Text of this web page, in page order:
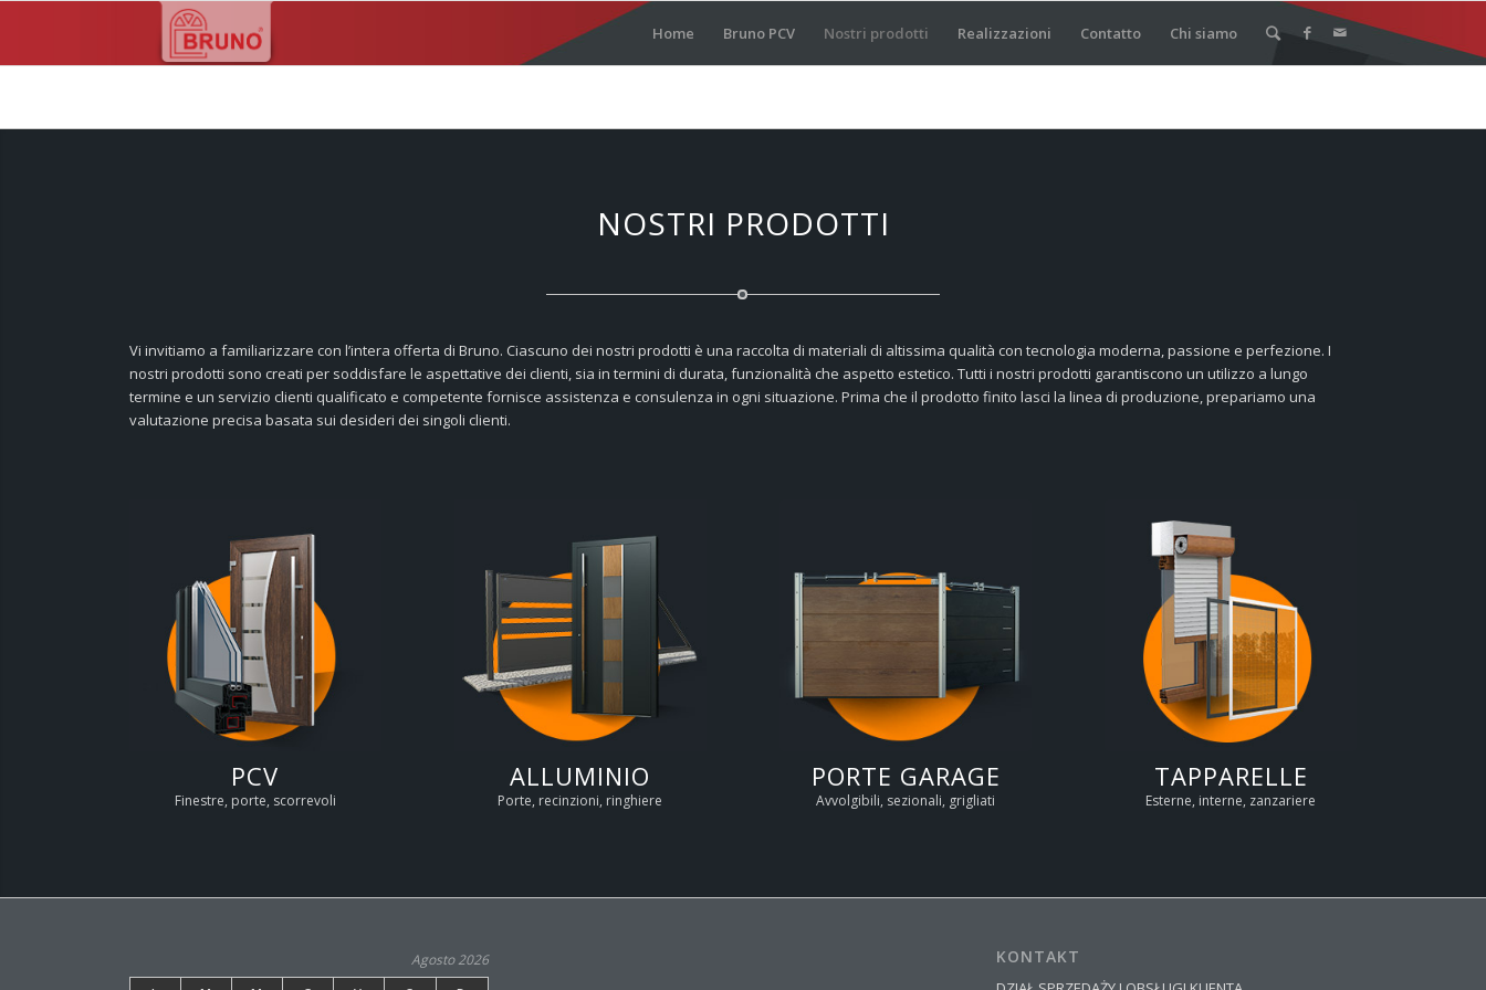
Home Bruno PCV Nostri prodotti Realizzazioni Contatto Chi siamo
NOSTRI PRODOTTI
Vi invitiamo a familiarizzare con l’intera offerta di Bruno. Ciascuno dei nostri prodotti è una raccolta di materiali di altissima qualità con tecnologia moderna, passione e perfezione. I
nostri prodotti sono creati per soddisfare le aspettative dei clienti, sia in termini di durata, funzionalità che aspetto estetico. Tutti i nostri prodotti garantiscono un utilizzo a lungo
termine e un servizio clienti qualificato e competente fornisce assistenza e consulenza in ogni situazione. Prima che il prodotto finito lasci la linea di produzione, prepariamo una
valutazione precisa basata sui desideri dei singoli clienti.
PCV
Finestre, porte, scorrevoli
ALLUMINIO
Porte, recinzioni, ringhiere
PORTE GARAGE
Avvolgibili, sezionali, grigliati
TAPPARELLE
Esterne, interne, zanzariere
Agosto 2026 KONTAKT